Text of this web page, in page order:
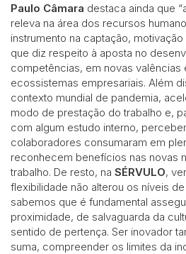
Paulo Câmara destaca ainda que
releva na área dos recursos
instrumento na captação,
que diz respeito à aposta no
competências, em novas valências
ecossistemas empresariais. Além
contexto mundial de pandemia,
modo de prestação do trabalho e,
com algum estudo interno,
colaboradores consumaram em
reconhecem benefícios nas novas
trabalho. De resto, na SÉRVULO,
flexibilidade não alterou os níveis
sabemos que é fundamental
proximidade, de salvaguarda da
sentido de pertença. Ser inovador
suma, compreender os limites da